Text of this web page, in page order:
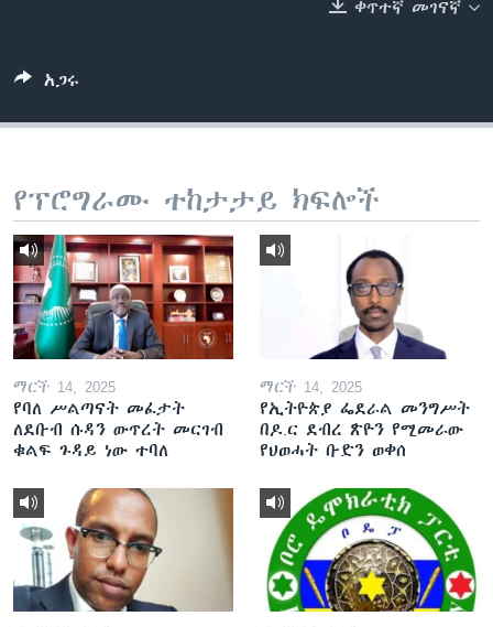
ቋንቋዎች
ቀጥተኛ መገናኛ
አጋሩ
የፕሮግራሙ ተከታታይ ክፍሎች
ማርች 14, 2025
የባለ ሥልጣናት መፈታት
ለደቡብ ሱዳን ውጥረት መርገብ
ቁልፍ ጉዳይ ነው ተባለ
ማርች 14, 2025
የኢትዮጵያ ፌደራል መንግሥት
በዶ.ር ደብረ ጽዮን የሚመራው
የህወሓት ቡድን ወቀሰ